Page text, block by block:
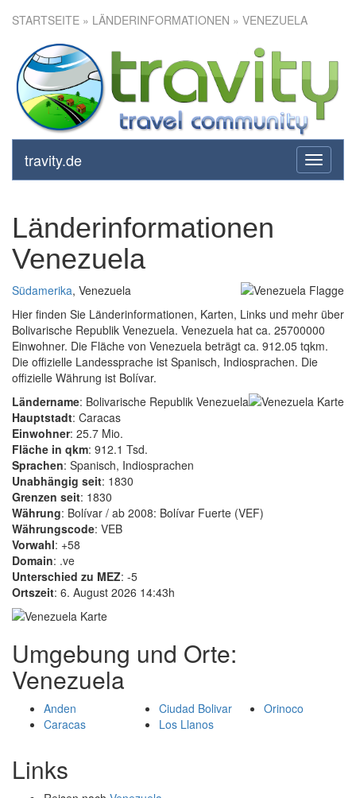
STARTSEITE » LÄNDERINFORMATIONEN » VENEZUELA
toggle
travity.de
Länderinformationen
Venezuela
Südamerika, Venezuela
Hier finden Sie Länderinformationen, Karten, Links und mehr über
Bolivarische Republik Venezuela. Venezuela hat ca. 25700000
Einwohner. Die Fläche von Venezuela beträgt ca. 912.05 tqkm.
Die offizielle Landessprache ist Spanisch, Indiosprachen. Die
offizielle Währung ist Bolívar.
Ländername: Bolivarische Republik Venezuela
Hauptstadt: Caracas
Einwohner: 25.7 Mio.
Fläche in qkm: 912.1 Tsd.
Sprachen: Spanisch, Indiosprachen
Unabhängig seit: 1830
Grenzen seit: 1830
Währung: Bolívar / ab 2008: Bolívar Fuerte (VEF)
Währungscode: VEB
Vorwahl: +58
Domain: .ve
Unterschied zu MEZ: -5
Ortszeit: 6. August 2026 14:43h
Umgebung und Orte:
Venezuela
Anden
Caracas
Ciudad Bolivar
Los Llanos
Orinoco
Links